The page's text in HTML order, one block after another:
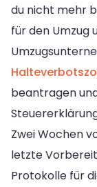
du nicht mehr
für den Umzug
beantragen
Zwei Wochen
letzte
Protokolle für